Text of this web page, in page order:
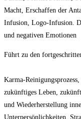
Macht, Erschaffen der
Infusion, Logo-Infusion.
und negativen Emotionen
Führt zu den
Karma-
zukünftiges Leben,
und Wiederherstellung
Unterpersönlichkeiten,